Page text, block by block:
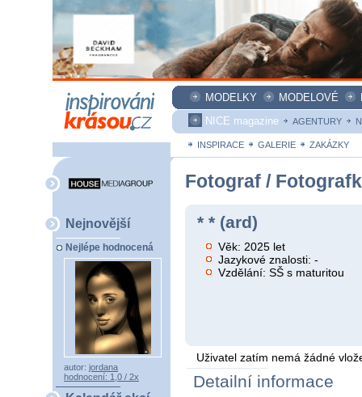
MODELKY MODELOVÉ
NICE magazine
AGENTURY
INSPIRACE GALERIE ZAKÁZKY
Nejnovější
Nejlépe hodnocená
autor: jordana
hodnocení: 1,0 / 2x
Fotograf /
* * (ard)
Věk: 2025 let
Jazykové znalosti: -
Vzdělání: SŠ s maturitou
Uživatel zatím nemá žádné
Detailní informace